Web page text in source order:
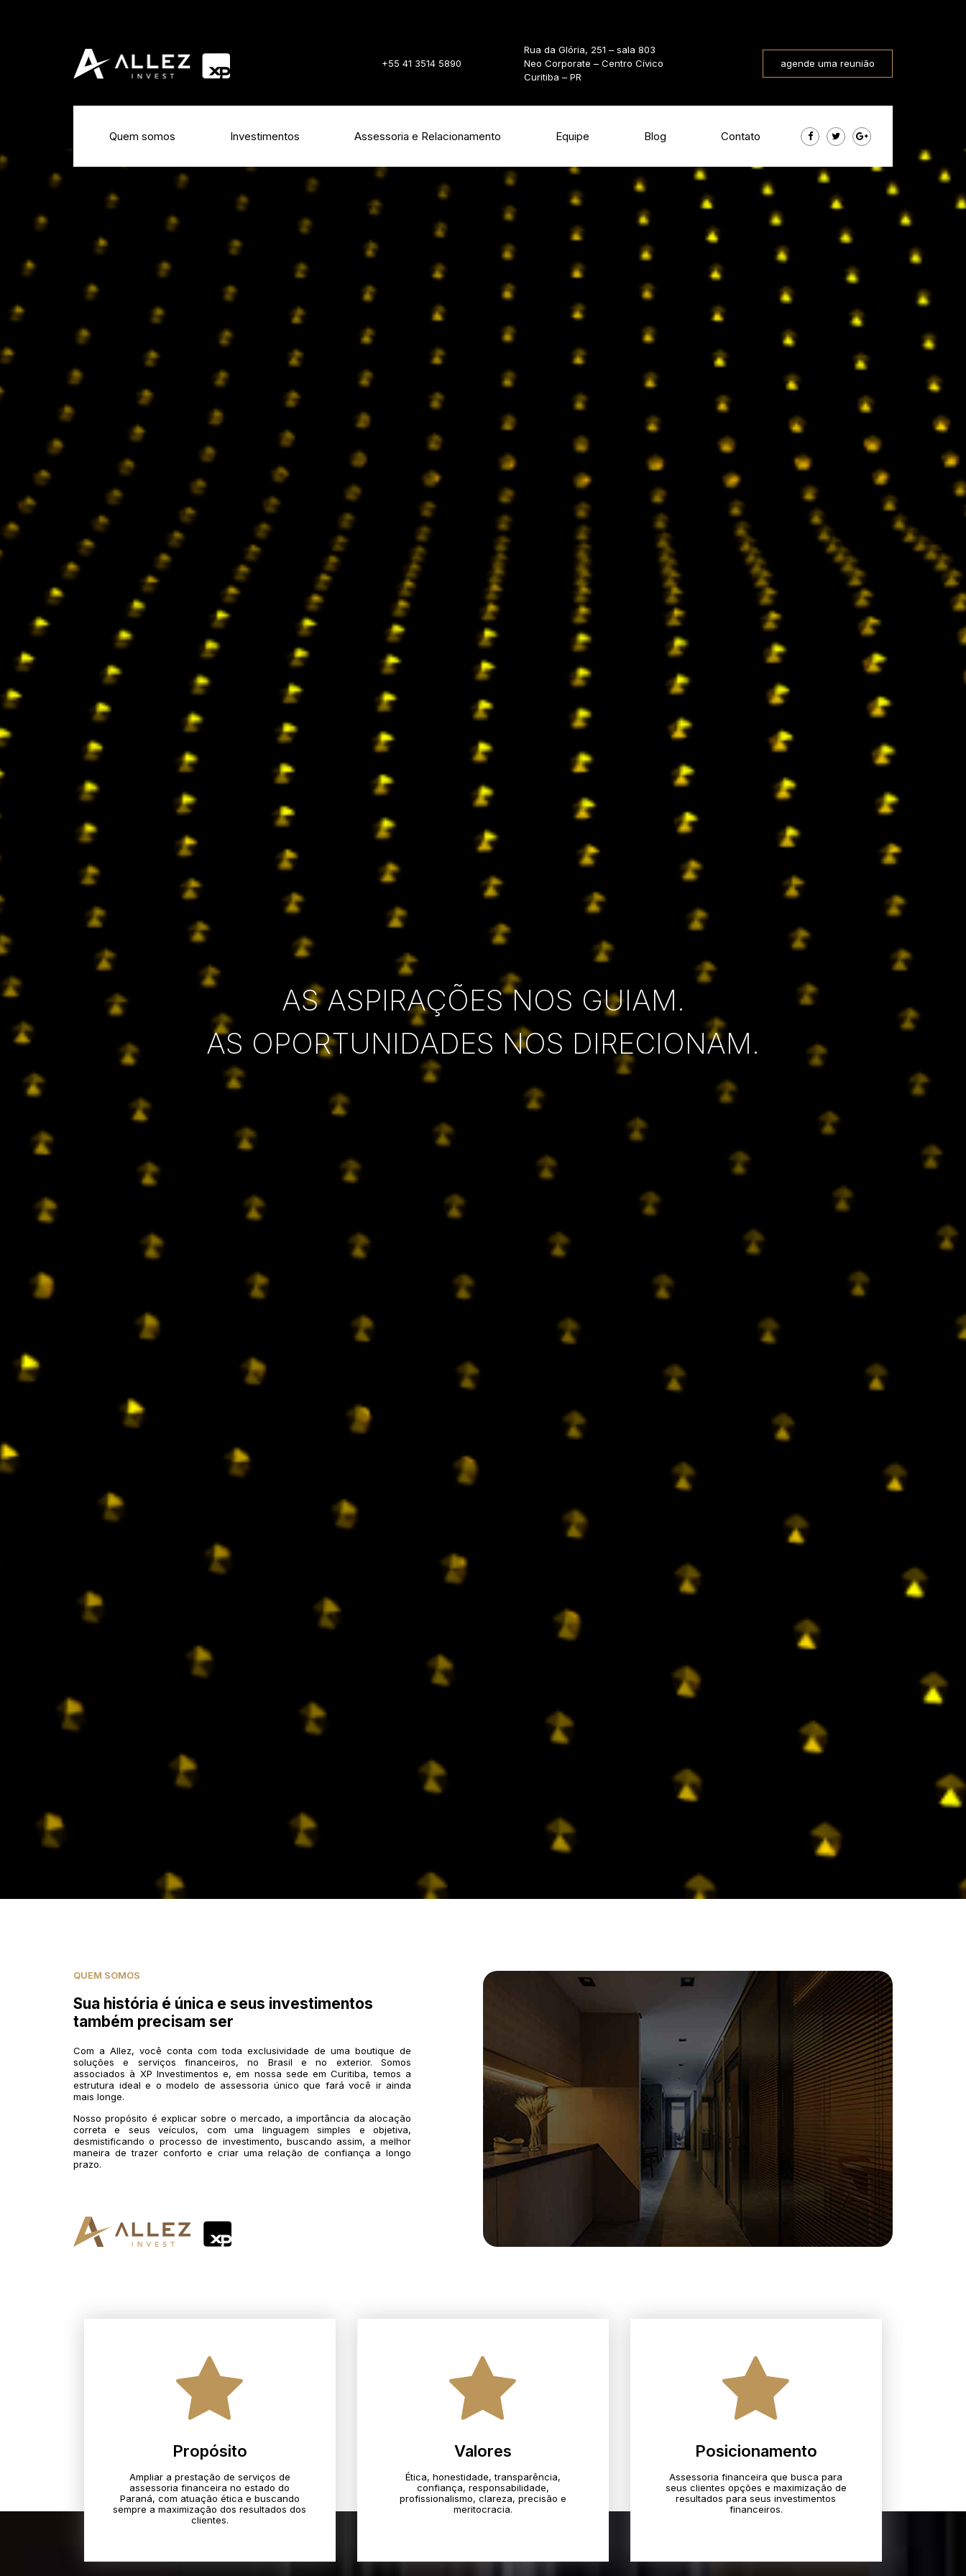
+55 41 3514 5890
Rua da Glória, 251 – sala 803
Neo Corporate – Centro Cívico
Curitiba – PR
agende uma reunião
Quem somos Investimentos Assessoria e Relacionamento Equipe Blog Contato
AS ASPIRAÇÕES NOS GUIAM.
AS OPORTUNIDADES NOS DIRECIONAM.
QUEM SOMOS
Sua história é única e seus investimentos
também precisam ser
Com a Allez, você conta com toda exclusividade de uma boutique de
soluções e serviços financeiros, no Brasil e no exterior. Somos
associados à XP Investimentos e, em nossa sede em Curitiba, temos a
estrutura ideal e o modelo de assessoria único que fará você ir ainda
mais longe.
Nosso propósito é explicar sobre o mercado, a importância da alocação
correta e seus veículos, com uma linguagem simples e objetiva,
desmistificando o processo de investimento, buscando assim, a melhor
maneira de trazer conforto e criar uma relação de confiança a longo
prazo.
Propósito
Ampliar a prestação de serviços de
assessoria financeira no estado do
Paraná, com atuação ética e buscando
sempre a maximização dos resultados dos
clientes.
Valores
Ética, honestidade, transparência,
confiança, responsabilidade,
profissionalismo, clareza, precisão e
meritocracia.​
Posicionamento
Assessoria financeira que busca para
seus clientes opções e maximização de
resultados para seus investimentos
financeiros.